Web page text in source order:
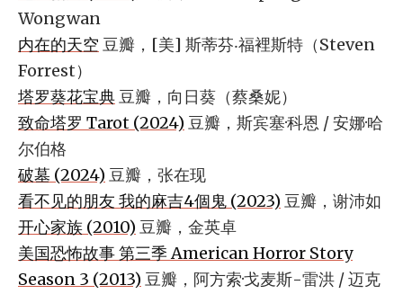
Wongwan
内在的天空 豆瓣，[美] 斯蒂芬‧福裡斯特（Steven
Forrest）
塔罗葵花宝典豆瓣，向日葵（蔡桑妮）
致命塔罗 Tarot (2024) 豆瓣，斯宾塞·科恩 / 安娜·哈
尔伯格
破墓 (2024) 豆瓣，张在现
看不见的朋友 我的麻吉4個鬼 (2023) 豆瓣，谢沛如
开心家族 (2010) 豆瓣，金英卓
美国恐怖故事 第三季 American Horror Story
Season 3 (2013) 豆瓣，阿方索·戈麦斯-雷洪 / 迈克